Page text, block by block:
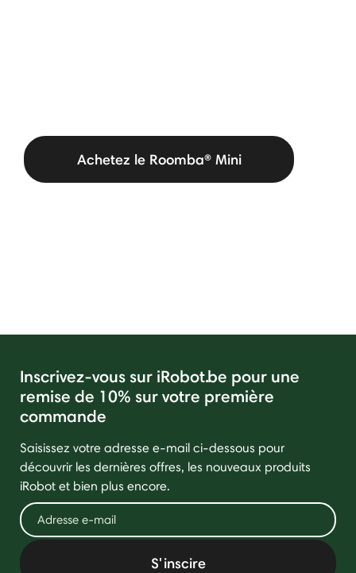
Achetez le Roomba® Mini
Inscrivez-vous sur iRobot.be pour une
remise de 10% sur votre première
commande
Saisissez votre adresse e-mail ci-dessous pour
découvrir les dernières offres, les nouveaux produits
iRobot et bien plus encore.
S'inscire